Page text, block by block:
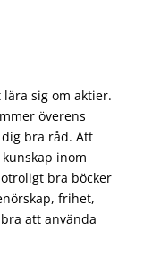
sig om aktier.
överens
bra råd. Att
inom
bra böcker
frihet,
att använda